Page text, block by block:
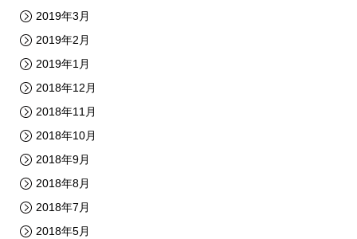
2019年3月
2019年2月
2019年1月
2018年12月
2018年11月
2018年10月
2018年9月
2018年8月
2018年7月
2018年5月